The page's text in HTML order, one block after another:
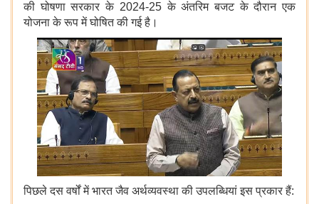
की घोषणा सरकार के 2024-25 के अंतरिम बजट के दौरान एक
योजना के रूप में घोषित की गई है।
पिछले दस वर्षों में भारत जैव अर्थव्यवस्था की उपलब्धियां इस प्रकार हैं: